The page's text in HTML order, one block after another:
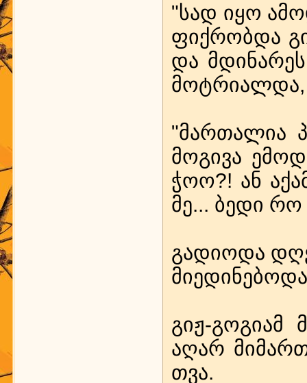
"სად იყო
ფიქ­რობ­და
და
მოტ­რი­ალ­და,
"მარ­თა­ლია
მო­გი­ვა
ჭოო?! ან
მე... ბე­დი
გა­დი­ო­და
გიჟ-გო­გი­ამ
აღ­არ
თ­ვა.